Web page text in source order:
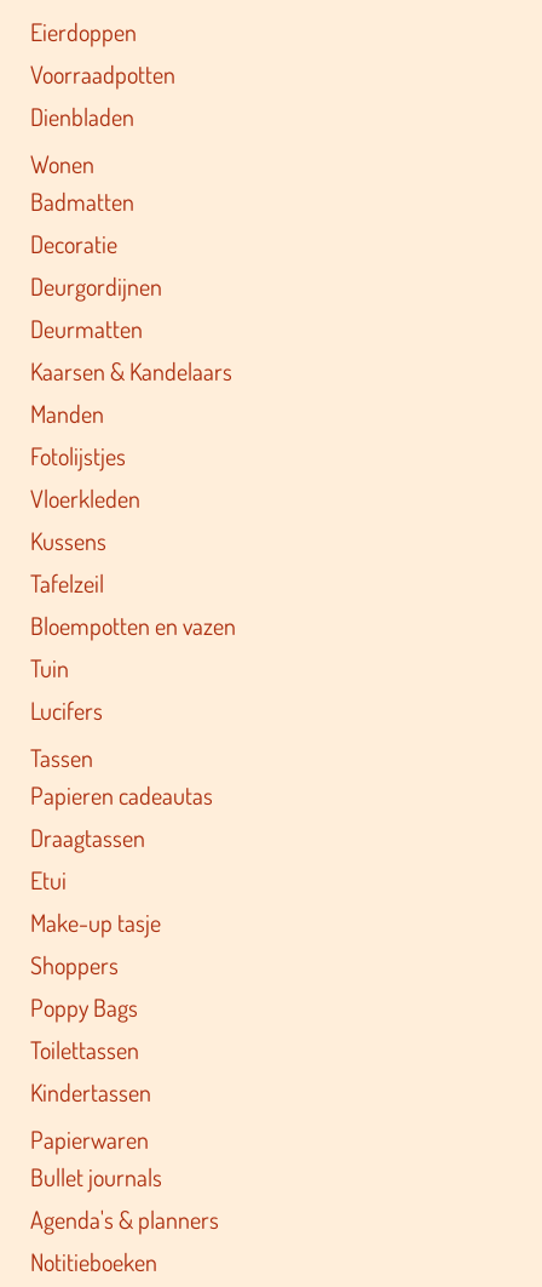
Eierdoppen
Voorraadpotten
Dienbladen
Wonen
Badmatten
Decoratie
Deurgordijnen
Deurmatten
Kaarsen & Kandelaars
Manden
Fotolijstjes
Vloerkleden
Kussens
Tafelzeil
Bloempotten en vazen
Tuin
Lucifers
Tassen
Papieren cadeautas
Draagtassen
Etui
Make-up tasje
Shoppers
Poppy Bags
Toilettassen
Kindertassen
Papierwaren
Bullet journals
Agenda's & planners
Notitieboeken